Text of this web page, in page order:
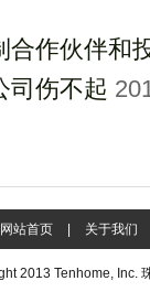
合作伙伴和
司伤不起
网站首页 关于我们
2013 Tenhome, Inc.